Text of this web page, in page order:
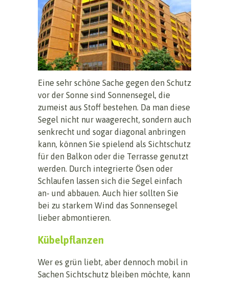
Eine sehr schöne Sache gegen den Schutz
vor der Sonne sind Sonnensegel, die
zumeist aus Stoff bestehen. Da man diese
Segel nicht nur waagerecht, sondern auch
senkrecht und sogar diagonal anbringen
kann, können Sie spielend als Sichtschutz
für den Balkon oder die Terrasse genutzt
werden. Durch integrierte Ösen oder
Schlaufen lassen sich die Segel einfach
an- und abbauen. Auch hier sollten Sie
bei zu starkem Wind das Sonnensegel
lieber abmontieren.
Kübelpflanzen
Wer es grün liebt, aber dennoch mobil in
Sachen Sichtschutz bleiben möchte, kann